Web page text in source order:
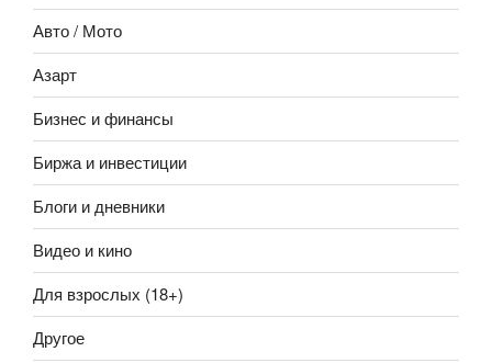
Авто / Мото
Азарт
Бизнес и финансы
Биржа и инвестиции
Блоги и дневники
Видео и кино
Для взрослых (18+)
Другое